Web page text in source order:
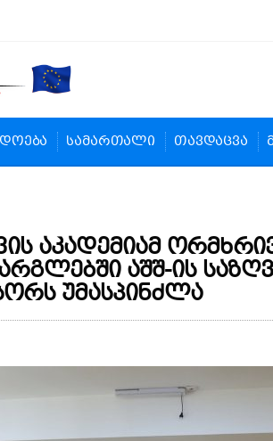
სამართალი თავდაცვა
აკადემიამ
აშშ-ის
უმასპინძლა